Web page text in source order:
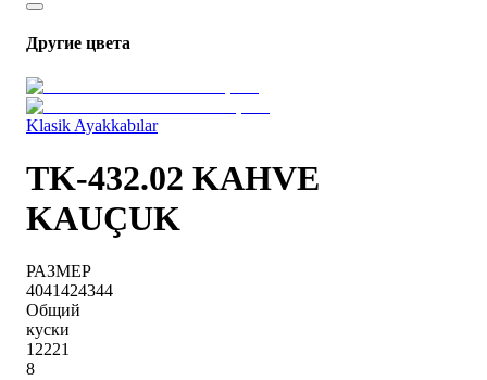
Другие цвета
Klasik Ayakkabılar
TK-432.02 KAHVE
KAUÇUK
РАЗМЕР
4041424344
Общий
куски
12221
8